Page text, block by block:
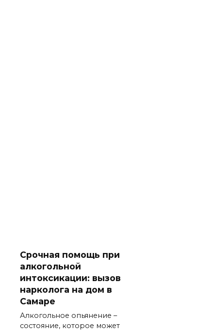
Срочная помощь при
алкогольной
интоксикации: вызов
нарколога на дом в
Самаре
Алкогольное опьянение –
состояние, которое может